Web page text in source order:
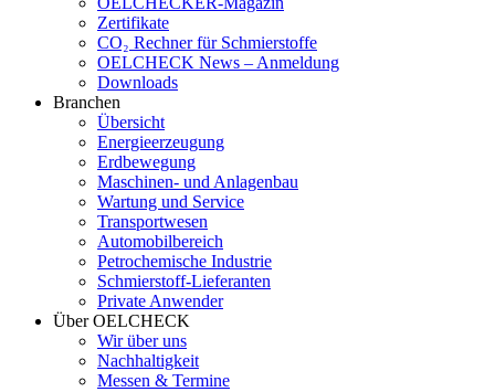
Zertifikate
CO₂ Rechner für Schmierstoffe
OELCHECK News – Anmeldung
Downloads
Branchen
Übersicht
Energieerzeugung
Erdbewegung
Maschinen- und Anlagenbau
Wartung und Service
Transportwesen
Automobilbereich
Petrochemische Industrie
Schmierstoff-Lieferanten
Private Anwender
Über OELCHECK
Wir über uns
Nachhaltigkeit
Messen & Termine